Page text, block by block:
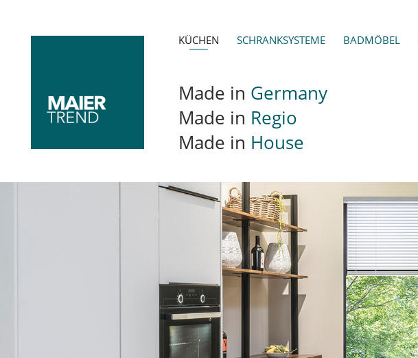
KÜCHEN SCHRANKSYSTEME BADMÖBEL
Made in Germany
Made in Regio
Made in House